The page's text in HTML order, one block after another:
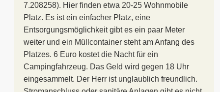
7.208258). Hier finden etwa 20-25 Wohnmobile
Platz. Es ist ein einfacher Platz, eine
Entsorgungsmöglichkeit gibt es ein paar Meter
weiter und ein Müllcontainer steht am Anfang des
Platzes. 6 Euro kostet die Nacht für ein
Campingfahrzeug. Das Geld wird gegen 18 Uhr
eingesammelt. Der Herr ist unglaublich freundlich.